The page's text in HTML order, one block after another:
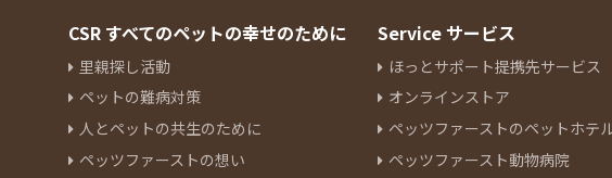
CSR すべてのペットの幸せのために
里親探し活動
ペットの難病対策
人とペットの共生のために
ペッツファーストの想い
Service サービス
ほっとサポート提携先サービス
オンラインストア
ペッツファーストのペットホテ
ペッツファースト動物病院